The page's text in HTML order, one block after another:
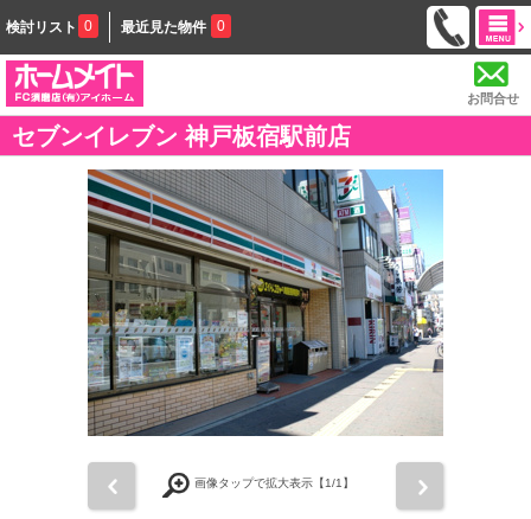
検討リスト 0 最近見た物件 0
お問合せ
セブンイレブン 神戸板宿駅前店
画像タップで拡大表示【1/1】